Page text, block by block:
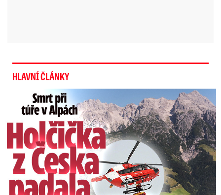
ženu policie dopadla
Video se připravuje ...
Brutální napadení ženy v autobazaru na Písecku,
útočník měl dřevěnou tyč
Zdroj: Facebook
HLAVNÍ ČLÁNKY
Smrt Češky v Alpách: Zemřela při túře s rodiči